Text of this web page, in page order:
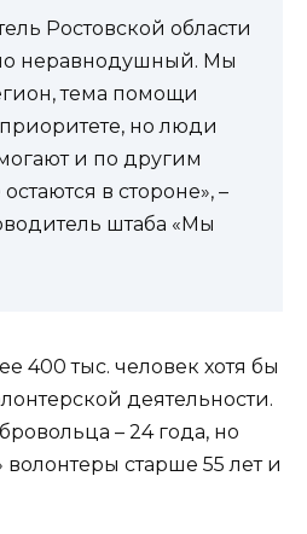
Ростовской области
неравнодушный. Мы
тема помощи
но люди
и по другим
в стороне», –
штаба «Мы
400 тыс. человек хотя бы
деятельности.
– 24 года, но
старше 55 лет и